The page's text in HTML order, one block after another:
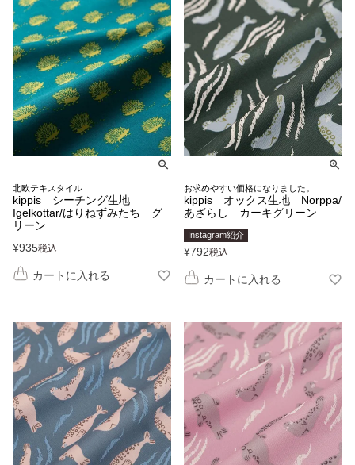
北欧テキスタイル
kippis シーチング生地
Igelkottar/はりねずみたち グ
リーン
¥935税込
カートに入れる
お求めやすい価格になりました。
kippis オックス生地 Norppa/
あざらし カーキグリーン
Instagram紹介
¥792税込
カートに入れる